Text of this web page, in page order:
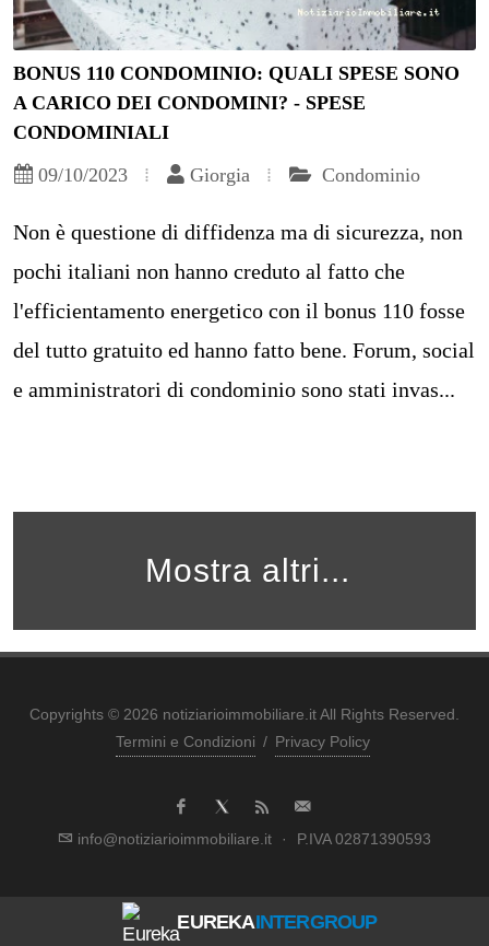
BONUS 110 CONDOMINIO: QUALI SPESE SONO
A CARICO DEI CONDOMINI? - SPESE
CONDOMINIALI
09/10/2023
Giorgia Condominio
Non è questione di diffidenza ma di sicurezza, non
pochi italiani non hanno creduto al fatto che
l'efficientamento energetico con il bonus 110 fosse
del tutto gratuito ed hanno fatto bene. Forum, social
e amministratori di condominio sono stati invas...
Mostra altri...
Copyrights © 2026 notiziarioimmobiliare.it All Rights Reserved.
Termini e Condizioni / Privacy Policy
info@notiziarioimmobiliare.it · P.IVA 02871390593
EUREKAINTERGROUP